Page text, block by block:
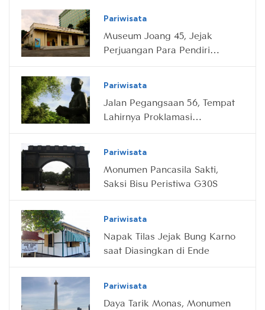
Pariwisata
Museum Joang 45, Jejak
Perjuangan Para Pendiri
Pariwisata
Jalan Pegangsaan 56, Tempat
Lahirnya Proklamasi
Pariwisata
Monumen Pancasila Sakti,
Saksi Bisu Peristiwa G30S
Pariwisata
Napak Tilas Jejak Bung Karno
saat Diasingkan di Ende
Pariwisata
Daya Tarik Monas, Monumen